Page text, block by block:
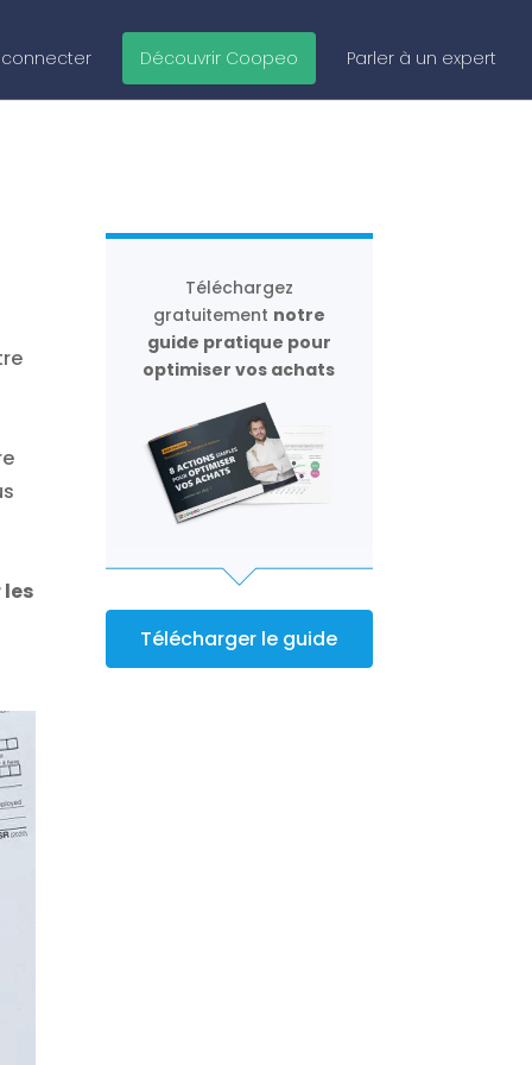
connecter Découvrir Coopeo Parler à un expert
Téléchargez
gratuitement notre
guide pratique pour
optimiser vos achats
Télécharger le guide